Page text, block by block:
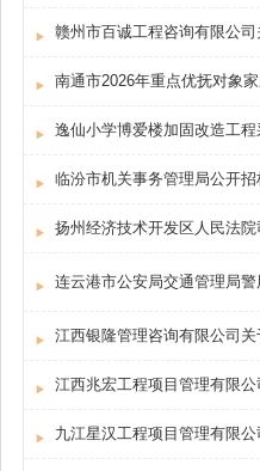
南通市2026年重点优抚对象
逸仙小学博爱楼加固改造工
扬州经济技术开发区人民法
连云港市公安局交通管理局